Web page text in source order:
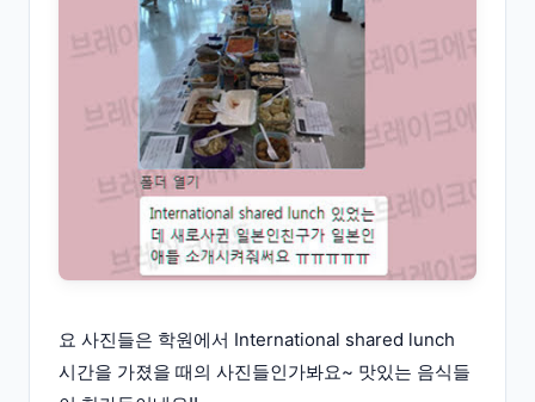
요 사진들은 학원에서 International shared lunch
시간을 가졌을 때의 사진들인가봐요~ 맛있는 음식들